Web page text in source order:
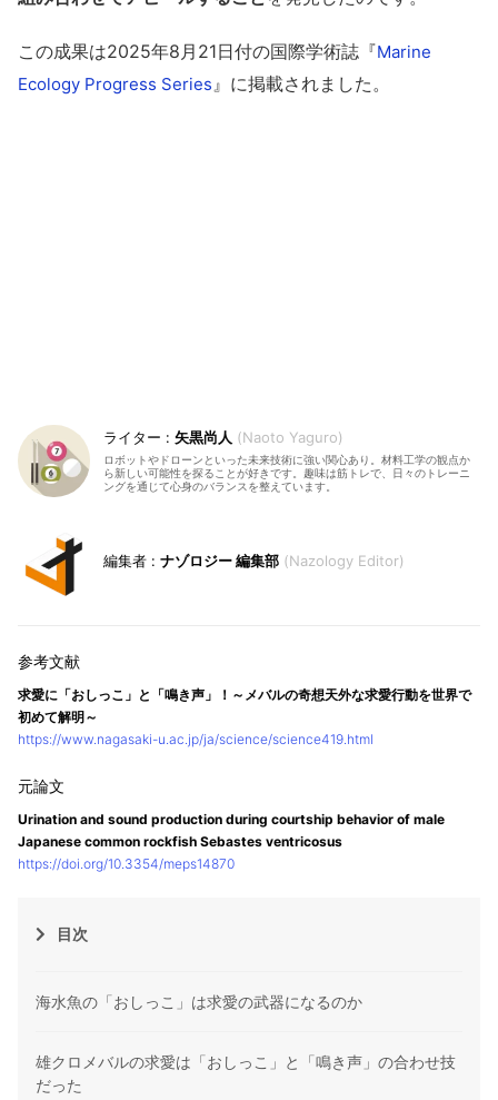
この成果は2025年8月21日付の国際学術誌『Marine
Ecology Progress Series 』に掲載されました。
矢黒尚人 Naoto Yaguro
ロボットやドローンといった未来技術に強い関心あり。材料工学の観点か
ら新しい可能性を探ることが好きです。趣味は筋トレで、日々のトレーニ
ングを通じて心身のバランスを整えています。
ナゾロジー 編集部 Nazology Editor
求愛に「おしっこ」と「鳴き声」！～メバルの奇想天外な求愛行動を世界で
初めて解明～
https://www.nagasaki-u.ac.jp/ja/science/science419.html
Urination and sound production during courtship behavior of male
Japanese common rockfish Sebastes ventricosus
https://doi.org/10.3354/meps14870
目次
海水魚の「おしっこ」は求愛の武器になるのか
雄クロメバルの求愛は「おしっこ」と「鳴き声」の合わせ技
だった